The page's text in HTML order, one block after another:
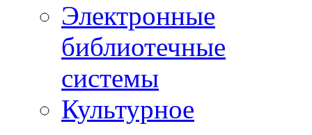
Электронные
библиотечные
системы
Культурное